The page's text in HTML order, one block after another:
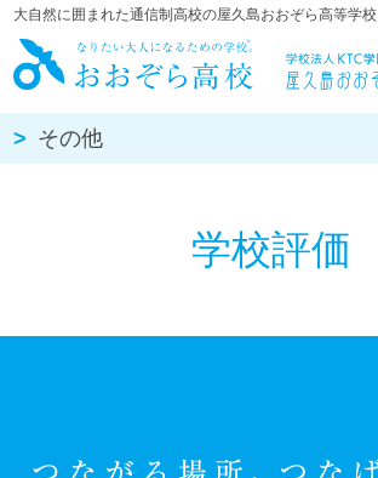
大自然に囲まれた通信制高校の屋久島おおぞら高等学校
学校評価
その他